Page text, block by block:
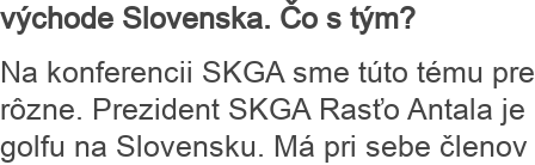
východe Slovenska. Čo s tým?
Na konferencii SKGA sme túto tému
rôzne. Prezident SKGA Rasťo Antala
golfu na Slovensku. Má pri sebe